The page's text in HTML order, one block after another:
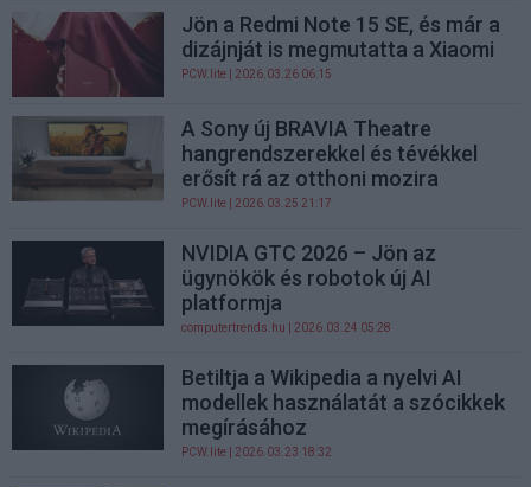
Jön a Redmi Note 15 SE, és már a
dizájnját is megmutatta a Xiaomi
PCW.lite | 2026.03.26 06:15
A Sony új BRAVIA Theatre
hangrendszerekkel és tévékkel
erősít rá az otthoni mozira
PCW.lite | 2026.03.25 21:17
NVIDIA GTC 2026 – Jön az
ügynökök és robotok új AI
platformja
computertrends.hu | 2026.03.24 05:28
Betiltja a Wikipedia a nyelvi AI
modellek használatát a szócikkek
megírásához
PCW.lite | 2026.03.23 18:32